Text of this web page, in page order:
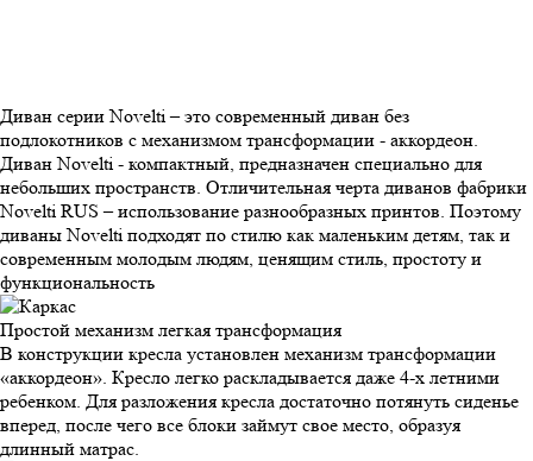
Диван серии Novelti – это современный диван без
подлокотников c механизмом трансформации - аккордеон.
Диван Novelti - компактный, предназначен специально для
небольших пространств. Отличительная черта диванов фабрики
Novelti RUS – использование разнообразных принтов. Поэтому
диваны Novelti подходят по стилю как маленьким детям, так и
современным молодым людям, ценящим стиль, простоту и
функциональность
Простой механизм легкая трансформация
В конструкции кресла установлен механизм трансформации
«аккордеон». Кресло легко раскладывается даже 4-х летними
ребенком. Для разложения кресла достаточно потянуть сиденье
вперед, после чего все блоки займут свое место, образуя
длинный матрас.